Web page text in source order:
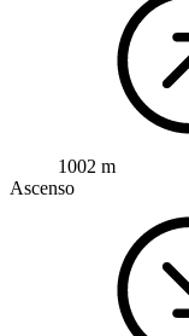
1002 m
Ascenso